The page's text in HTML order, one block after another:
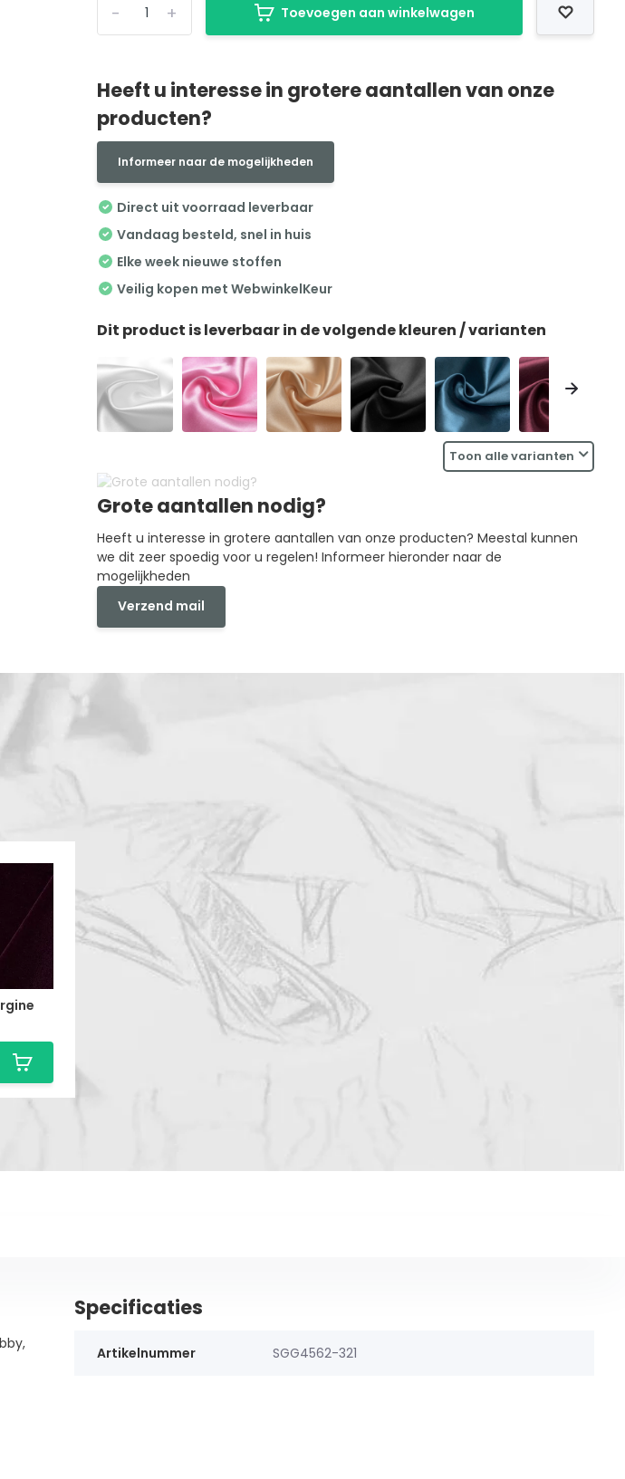
+
- Toevoegen aan winkelwagen
Heeft u interesse in grotere aantallen van onze
producten?
Informeer naar de mogelijkheden
Direct uit voorraad leverbaar
Vandaag besteld, snel in huis
Elke week nieuwe stoffen
Veilig kopen met WebwinkelKeur
Dit product is leverbaar in de volgende kleuren / varianten
Toon alle varianten
Grote aantallen nodig?
Heeft u interesse in grotere aantallen van onze producten? Meestal kunnen
we dit zeer spoedig voor u regelen! Informeer hieronder naar de
mogelijkheden
Verzend mail
Specificaties
Artikelnummer SGG4562-321